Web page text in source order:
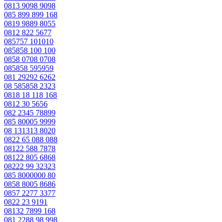
0813 9098 9098
085 899 899 168
0819 9889 8055
0812 822 5677
085757 101010
085858 100 100
0858 0708 0708
085858 595959
081 29292 6262
08 585858 2323
0818 18 118 168
0812 30 5656
082 2345 78899
085 80005 9999
08 131313 8020
0822 65 088 088
08122 588 7878
08122 805 6868
08222 99 32323
085 8000000 80
0858 8005 8686
0857 2277 3377
0822 23 9191
08132 7899 168
081 2288 98 998